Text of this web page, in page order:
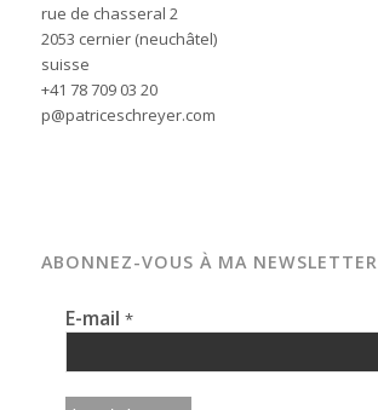
rue de chasseral 2
2053 cernier (neuchâtel)
suisse
+41 78 709 03 20
p@patriceschreyer.com
ABONNEZ-VOUS À MA NEWSLETTER
E-mail *